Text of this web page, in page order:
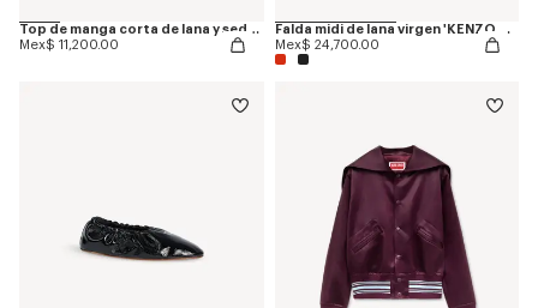
Top de manga corta de lana y seda 'KENZO Wildflower'
Mex$ 11,200.00
Falda midi de lana virgen 'KENZO Wildflower'
Mex$ 24,700.00